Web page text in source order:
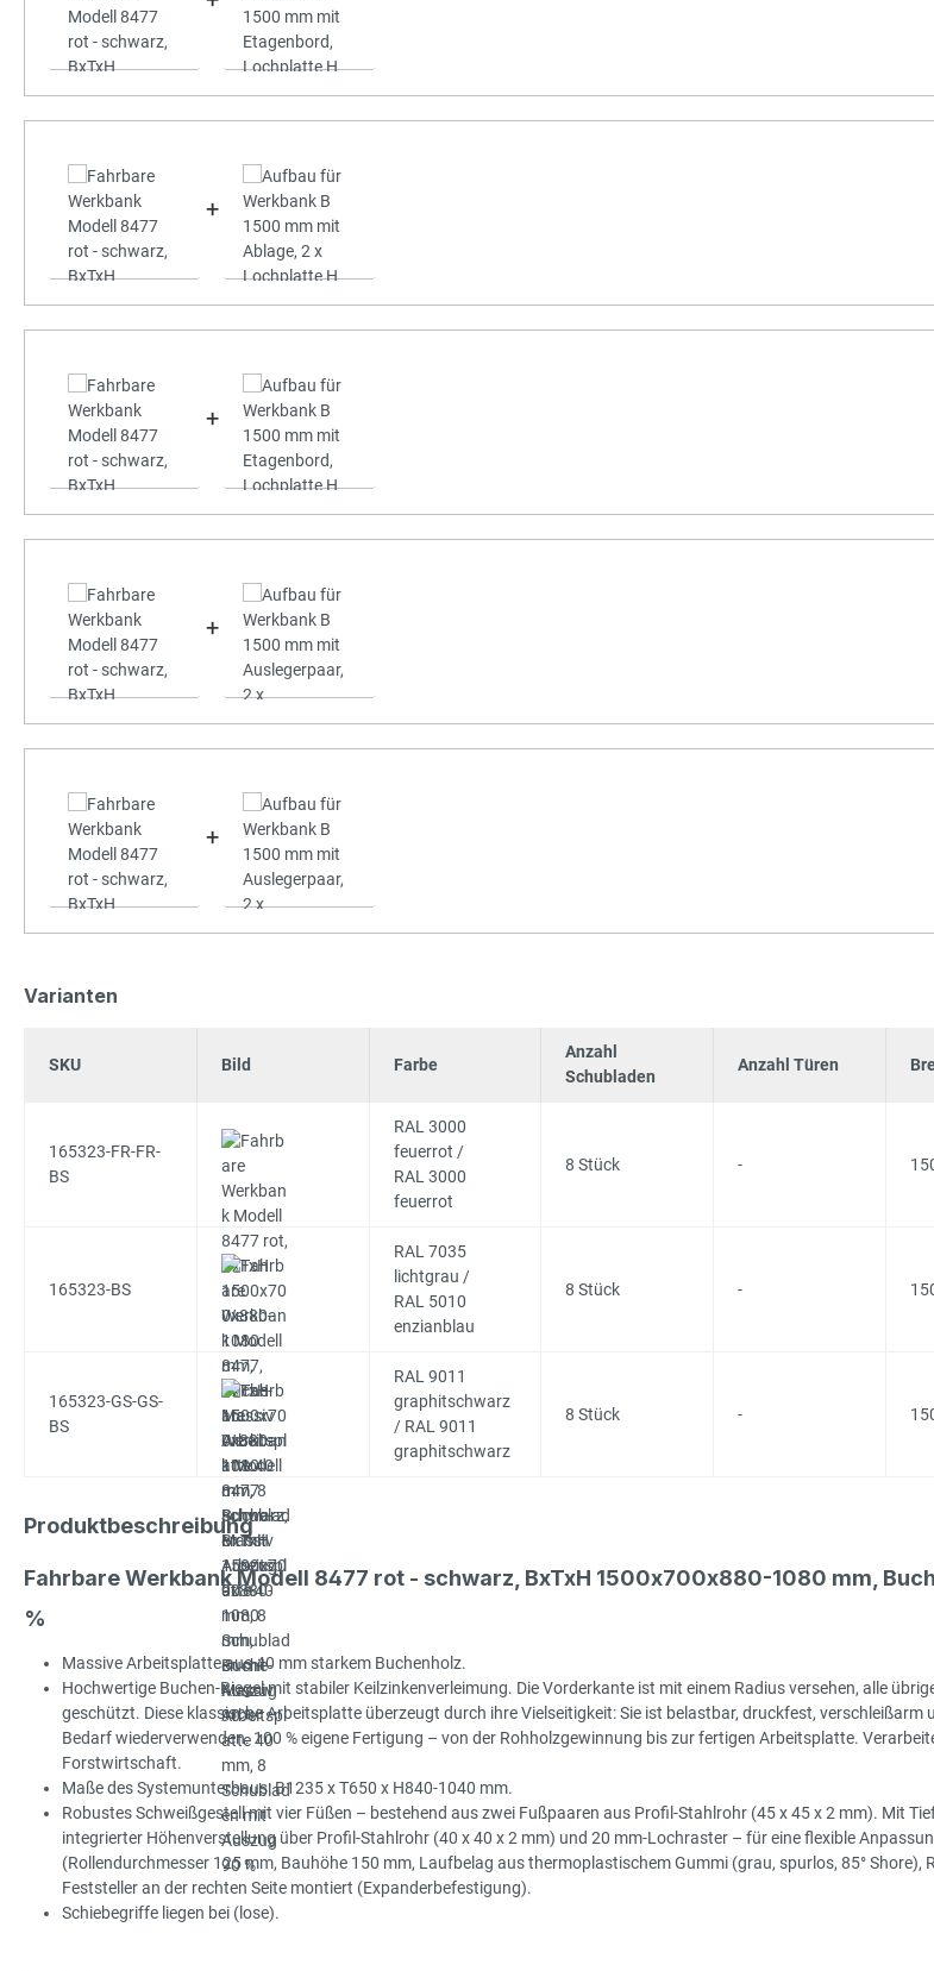
+
+
+
+
Varianten
SKU Bild Farbe
Anzahl
Schubladen
Anzahl Türen
165323-FR-FR-
BS
RAL 3000
feuerrot /
RAL 3000
feuerrot
8 Stück -
165323-BS
RAL 7035
lichtgrau /
RAL 5010
enzianblau
8 Stück -
165323-GS-GS-
BS
RAL 9011
graphitschwarz
/ RAL 9011
graphitschwarz
8 Stück -
Produktbeschreibung
Fahrbare Werkbank Modell 8477 rot - schwarz, BxTxH 1500x700x880-1080 mm,
%
Massive Arbeitsplatte aus 40 mm starkem Buchenholz.
Hochwertige Buchen-Riegel mit stabiler Keilzinkenverleimung. Die Vorderkante ist mit einem Radius versehen, alle
geschützt. Diese klassische Arbeitsplatte überzeugt durch ihre Vielseitigkeit: Sie ist belastbar, druckfest,
Bedarf wiederverwenden. 100 % eigene Fertigung – von der Rohholzgewinnung bis zur fertigen Arbeitsplatte.
Forstwirtschaft.
Maße des Systemunterbaus: B1235 x T650 x H840-1040 mm.
Robustes Schweißgestell mit vier Füßen – bestehend aus zwei Fußpaaren aus Profil-Stahlrohr (45 x 45 x 2 mm). Mit
integrierter Höhenverstellung über Profil-Stahlrohr (40 x 40 x 2 mm) und 20 mm-Lochraster – für eine flexible
(Rollendurchmesser 125 mm, Bauhöhe 150 mm, Laufbelag aus thermoplastischem Gummi (grau, spurlos, 85°
Feststeller an der rechten Seite montiert (Expanderbefestigung).
Schiebegriffe liegen bei (lose).